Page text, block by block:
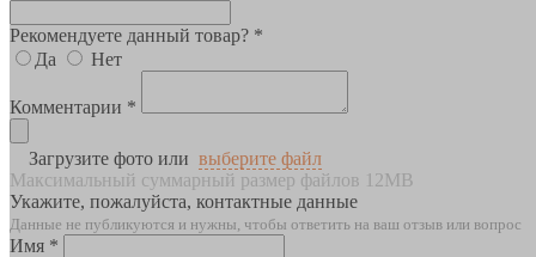
Рекомендуете данный товар? *
Да
Нет
Комментарии *
Загрузите фото или выберите файл
Максимальный суммарный размер файлов 12MB
Укажите, пожалуйста, контактные данные
Данные не публикуются и нужны, чтобы ответить на ваш отзыв или вопрос
Имя *